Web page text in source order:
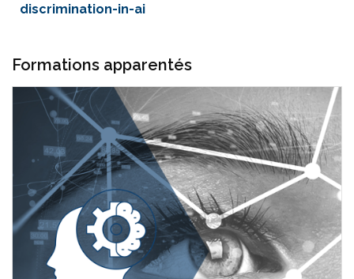
discrimination-in-ai
Formations apparentés